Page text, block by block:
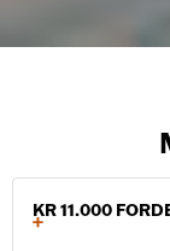
KR 11.000
+